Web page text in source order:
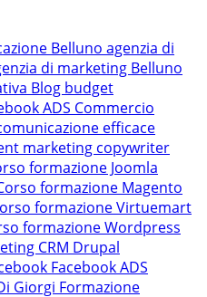
Belluno agenzia di
di marketing Belluno
Blog budget
ADS Commercio
efficace
marketing copywriter
formazione Joomla
formazione Magento
formazione Virtuemart
formazione Wordpress
CRM Drupal
Facebook ADS
Giorgi Formazione